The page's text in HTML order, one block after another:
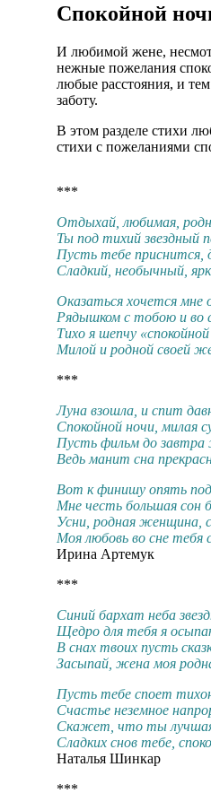
Спокойной
И любимой жене,
нежные пожелания
любые расстояния, и
заботу.
В этом разделе стихи
стихи с пожеланиями
***
Отдыхай, любимая,
Ты под тихий звездный
Пусть тебе приснится,
Сладкий, необычный,
Оказаться хочется мне
Рядышком с тобою и во
Тихо я шепчу
Милой и родной своей
***
Луна взошла, и спит
Спокойной ночи, милая
Пусть фильм до завтра
Ведь манит сна
Вот к финишу опять
Мне честь большая сон
Усни, родная женщина,
Моя любовь во сне тебя
Ирина Артемук
***
Синий бархат неба
Щедро для тебя я
В снах твоих пусть
Засыпай, жена моя
Пусть тебе споет
Счастье неземное
Скажет, что ты
Сладких снов тебе,
Наталья Шинкар
***